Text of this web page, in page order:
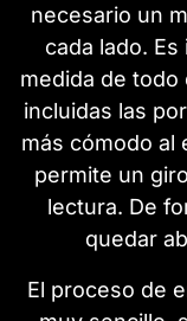
necesario un
cada lado.
medida de todo
incluidas las
más cómodo al
permite un
lectura. De
quedar
El proceso de